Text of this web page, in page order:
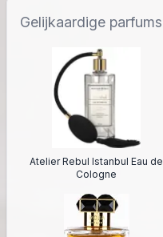
Gelijkaardige parfums
Atelier Rebul Istanbul Eau de
Cologne